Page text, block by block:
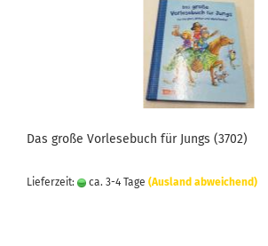
Das große Vorlesebuch für Jungs (3702)
Lieferzeit: ca. 3-4 Tage (Ausland abweichend)